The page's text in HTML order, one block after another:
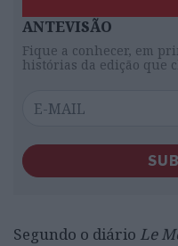
ANTEVISÃO
Fique a conhecer, em
histórias da edição que
Segundo o diário Le